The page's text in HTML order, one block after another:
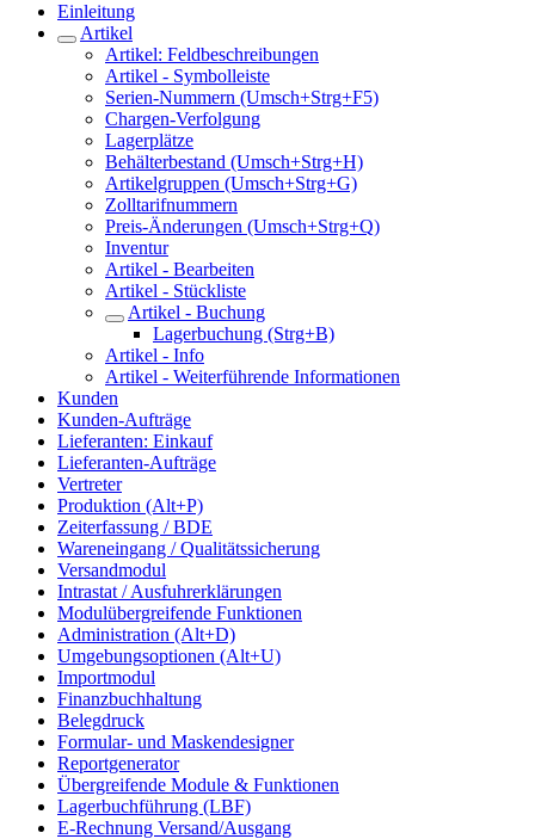
Einleitung
Artikel
Artikel: Feldbeschreibungen
Artikel - Symbolleiste
Serien-Nummern (Umsch+Strg+F5)
Chargen-Verfolgung
Lagerplätze
Behälterbestand (Umsch+Strg+H)
Artikelgruppen (Umsch+Strg+G)
Zolltarifnummern
Preis-Änderungen (Umsch+Strg+Q)
Inventur
Artikel - Bearbeiten
Artikel - Stückliste
Artikel - Buchung
Lagerbuchung (Strg+B)
Artikel - Info
Artikel - Weiterführende Informationen
Kunden
Kunden-Aufträge
Lieferanten: Einkauf
Lieferanten-Aufträge
Vertreter
Produktion (Alt+P)
Zeiterfassung / BDE
Wareneingang / Qualitätssicherung
Versandmodul
Intrastat / Ausfuhrerklärungen
Modulübergreifende Funktionen
Administration (Alt+D)
Umgebungsoptionen (Alt+U)
Importmodul
Finanzbuchhaltung
Belegdruck
Formular- und Maskendesigner
Reportgenerator
Übergreifende Module & Funktionen
Lagerbuchführung (LBF)
E-Rechnung Versand/Ausgang